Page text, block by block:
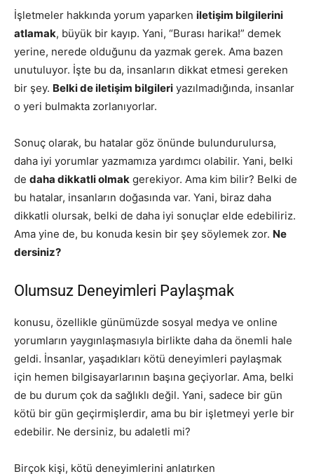
İşletmeler hakkında yorum yaparken iletişim bilgilerini
atlamak, büyük bir kayıp. Yani, “Burası harika!” demek
yerine, nerede olduğunu da yazmak gerek. Ama bazen
unutuluyor. İşte bu da, insanların dikkat etmesi gereken
bir şey. Belki de iletişim bilgileri yazılmadığında, insanlar
o yeri bulmakta zorlanıyorlar.
Sonuç olarak, bu hatalar göz önünde bulundurulursa,
daha iyi yorumlar yazmamıza yardımcı olabilir. Yani, belki
de daha dikkatli olmak gerekiyor. Ama kim bilir? Belki de
bu hatalar, insanların doğasında var. Yani, biraz daha
dikkatli olursak, belki de daha iyi sonuçlar elde edebiliriz.
Ama yine de, bu konuda kesin bir şey söylemek zor. Ne
dersiniz?
Olumsuz Deneyimleri Paylaşmak
konusu, özellikle günümüzde sosyal medya ve online
yorumların yaygınlaşmasıyla birlikte daha da önemli hale
geldi. İnsanlar, yaşadıkları kötü deneyimleri paylaşmak
için hemen bilgisayarlarının başına geçiyorlar. Ama, belki
de bu durum çok da sağlıklı değil. Yani, sadece bir gün
kötü bir gün geçirmişlerdir, ama bu bir işletmeyi yerle bir
edebilir. Ne dersiniz, bu adaletli mi?
Birçok kişi, kötü deneyimlerini anlatırken